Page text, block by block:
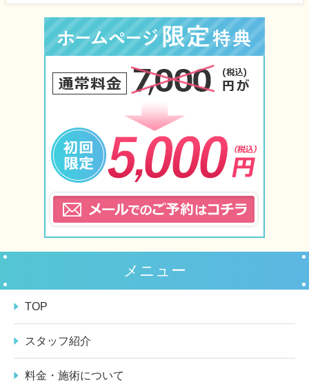
メニュー
TOP
スタッフ紹介
料金・施術について